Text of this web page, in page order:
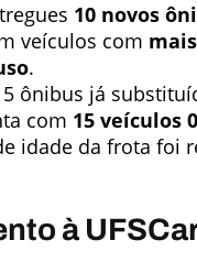
10 novos
veículos com
.
5 ônibus já
com 15 veículos
idade da frota foi
à